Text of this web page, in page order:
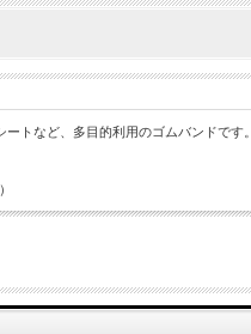
トなど、多目的利用のゴムバンドです。